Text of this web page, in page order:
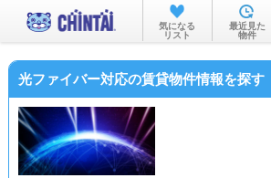
お部屋を探す
沿線・駅から
気になる
リスト
最近見た
物件
光ファイバー対応の賃貸物件情報を探す